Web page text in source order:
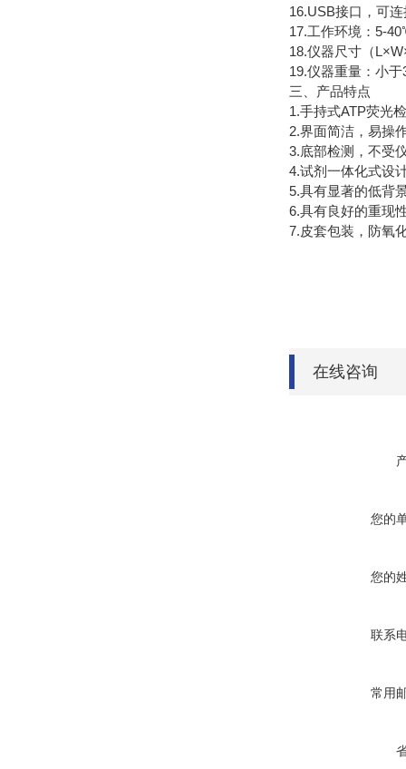
16.USB接口，可
17.工作环境：5-
18.仪器尺寸（
19.仪器重量：小于
三、产品特点
1.手持式ATP荧光
2.界面简洁，易操
3.底部检测，不受
4.试剂一体化式设
5.具有显著的低背
6.具有良好的重现
7.皮套包装，防氧
在线咨询
您的
您的
联系
常用